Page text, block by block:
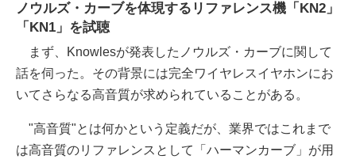
ノウルズ・カーブを体現するリファレンス機「KN2」
「KN1」を試聴
まず、Knowlesが発表したノウルズ・カーブに関して
話を伺った。その背景には完全ワイヤレスイヤホンにお
いてさらなる高音質が求められていることがある。
"高音質"とは何かという定義だが、業界ではこれまで
は高音質のリファレンスとして「ハーマンカーブ」が用